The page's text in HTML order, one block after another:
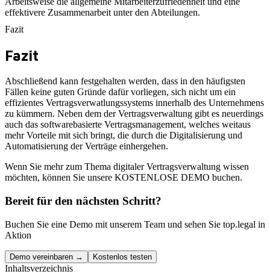
effektivere Zusammenarbeit unter den Abteilungen.
Fazit
Fazit
Abschließend kann festgehalten werden, dass in den häufigsten
Fällen keine guten Gründe dafür vorliegen, sich nicht um ein
effizientes Vertragsverwatlungssystems innerhalb des Unternehmens
zu kümmern. Neben dem der Vertragsverwaltung gibt es neuerdings
auch das softwarebasierte Vertragsmanagement, welches weitaus
mehr Vorteile mit sich bringt, die durch die Digitalisierung und
Automatisierung der Verträge einhergehen.
Wenn Sie mehr zum Thema digitaler Vertragsverwaltung wissen
möchten, können Sie unsere KOSTENLOSE DEMO buchen.
Bereit für den nächsten Schritt?
Buchen Sie eine Demo mit unserem Team und sehen Sie top.legal in
Aktion
Demo vereinbaren → Kostenlos testen
Inhaltsverzeichnis